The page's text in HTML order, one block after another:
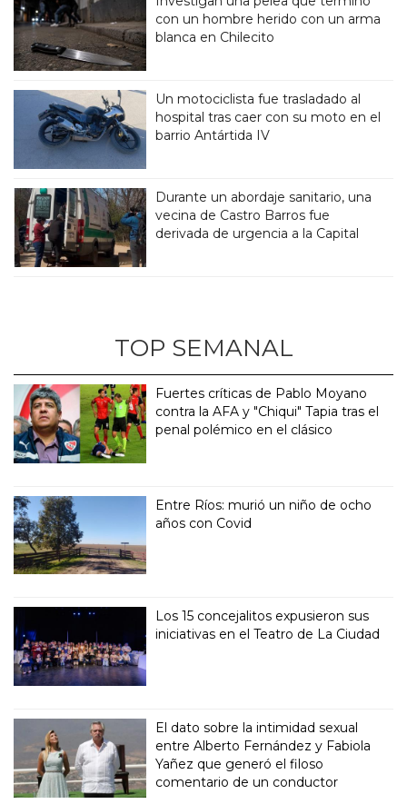
con un hombre herido con un arma
blanca en Chilecito
Un motociclista fue trasladado al
hospital tras caer con su moto en el
barrio Antártida IV
Durante un abordaje sanitario, una
vecina de Castro Barros fue
derivada de urgencia a la Capital
TOP SEMANAL
Fuertes críticas de Pablo Moyano
contra la AFA y "Chiqui" Tapia tras el
penal polémico en el clásico
Entre Ríos: murió un niño de ocho
años con Covid
Los 15 concejalitos expusieron sus
iniciativas en el Teatro de La Ciudad
El dato sobre la intimidad sexual
entre Alberto Fernández y Fabiola
Yañez que generó el filoso
comentario de un conductor